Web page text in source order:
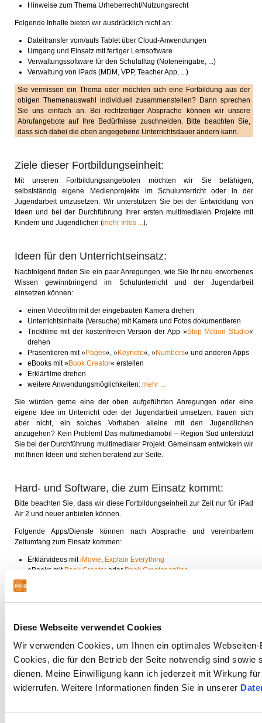
Diese Webseite verwendet Cookies
Wir verwenden Cookies, um Ihnen ein optimales
Cookies, die für den Betrieb der Seite notwendig sind sowie
dienen. Meine Einwilligung kann ich jederzeit mit Wirkung
widerrufen. Weitere Informationen finden Sie in unserer
Hinweise zum Thema Urheberrecht/Nutzungsrecht
Folgende Inhalte bieten wir ausdrücklich nicht an:
Dateitransfer vom/aufs Tablet über Cloud-Anwendungen
Umgang und Einsatz mit fertiger Lernsoftware
Verwaltungssoftware für den Schulalltag (Noteneingabe, ...)
Verwaltung von iPads (MDM, VPP, Teacher App, ...)
Sie vermissen ein Thema oder möchten sich eine Fortbildung aus der
obigen Themenauswahl individuell zusammenstellen? Dann sprechen
Sie uns einfach an. Bei rechtzeitiger Absprache können wir unsere
Abrufangebote auf Ihre Bedürfnisse zuschneiden. Bitte beachten Sie,
dass sich dabei die oben angegebene Unterrichtsdauer ändern kann.
Ziele dieser Fortbildungseinheit:
Mit unseren Fortbildungsangeboten möchten wir Sie befähigen,
selbstständig eigene Medienprojekte im Schulunterricht oder in der
Jugendarbeit umzusetzen. Wir unterstützen Sie bei der Entwicklung von
Ideen und bei der Durchführung Ihrer ersten multimedialen Projekte mit
Kindern und Jugendlichen (mehr Infos ...).
Ideen für den Unterrichtseinsatz:
Nachfolgend finden Sie ein paar Anregungen, wie Sie Ihr neu erworbenes
Wissen gewinnbringend im Schulunterricht und der Jugendarbeit
einsetzen können:
einen Videofilm mit der eingebauten Kamera drehen
Unterrichtsinhalte (Versuche) mit Kamera und Fotos dokumentieren
Trickfilme mit der kostenfreien Version der App »Stop Motion Studio«
drehen
Präsentieren mit »Pages«, »Keynote«, »Numbers« und anderen Apps
eBooks mit »Book Creator« erstellen
Erklärfilme drehen
weitere Anwendungsmöglichkeiten: mehr ...
Sie würden gerne eine der oben aufgeführten Anregungen oder eine
eigene Idee im Unterricht oder der Jugendarbeit umsetzen, trauen sich
aber nicht, ein solches Vorhaben alleine mit den Jugendlichen
anzugehen? Kein Problem! Das multimediamobil – Region Süd unterstützt
Sie bei der Durchführung multimedialer Projekt. Gemeinsam entwickeln wir
mit Ihnen Ideen und stehen beratend zur Seite.
Hard- und Software, die zum Einsatz kommt:
Bitte beachten Sie, dass wir diese Fortbildungseinheit zur Zeit nur für iPad
Air 2 und neuer anbieten können.
Folgende Apps/Dienste können nach Absprache und vereinbartem
Zeitumfang zum Einsatz kommen:
Erklärvideos mitiMovie, Explain Everything
eBooks mit Book Creatoroder Book Creator online
möglich, andere als die hier aufgeführten Apps zu verwenden.
Wichtige Hinweise zu dieser Fortbildungseinheit: